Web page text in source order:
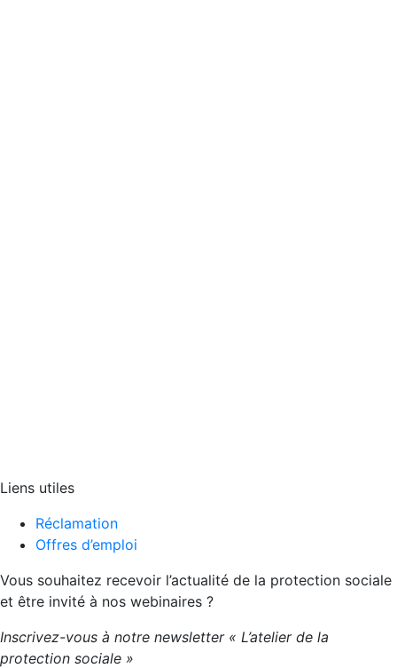
Liens utiles
Réclamation
Offres d’emploi
Vous souhaitez recevoir l’actualité de la protection sociale
et être invité à nos webinaires ?
Inscrivez-vous à notre newsletter « L’atelier de la
protection sociale »